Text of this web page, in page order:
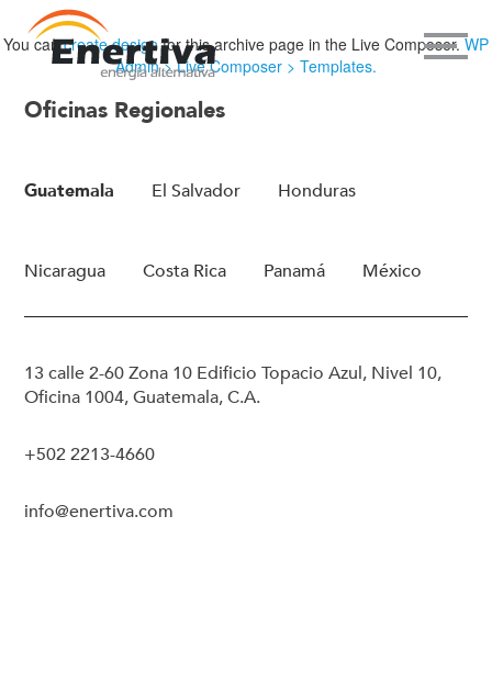
You cancreate designfor this archive page in the Live Composer.WP
Admin > Live Composer > Templates.
Oficinas Regionales
Guatemala El Salvador Honduras
Nicaragua Costa Rica Panamá México
13 calle 2-60 Zona 10 Edificio Topacio Azul, Nivel 10,
Oficina 1004, Guatemala, C.A.
+502 2213-4660
info@enertiva.com